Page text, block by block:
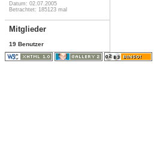
Datum: 02.07.2005
Betrachtet: 185123 mal
Mitglieder
19 Benutzer